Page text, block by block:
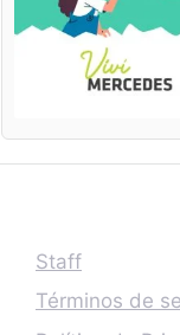
Staff
Términos de